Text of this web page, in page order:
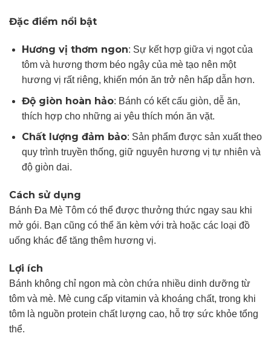
Đặc điểm nổi bật
Hương vị thơm ngon: Sự kết hợp giữa vị ngọt của
tôm và hương thơm béo ngậy của mè tạo nên một
hương vị rất riêng, khiến món ăn trở nên hấp dẫn hơn.
Độ giòn hoàn hảo: Bánh có kết cấu giòn, dễ ăn,
thích hợp cho những ai yêu thích món ăn vặt.
Chất lượng đảm bảo: Sản phẩm được sản xuất theo
quy trình truyền thống, giữ nguyên hương vị tự nhiên và
độ giòn dai.
Cách sử dụng
Bánh Đa Mè Tôm có thể được thưởng thức ngay sau khi
mở gói. Bạn cũng có thể ăn kèm với trà hoặc các loại đồ
uống khác để tăng thêm hương vị.
Lợi ích
Bánh không chỉ ngon mà còn chứa nhiều dinh dưỡng từ
tôm và mè. Mè cung cấp vitamin và khoáng chất, trong khi
tôm là nguồn protein chất lượng cao, hỗ trợ sức khỏe tổng
thể.